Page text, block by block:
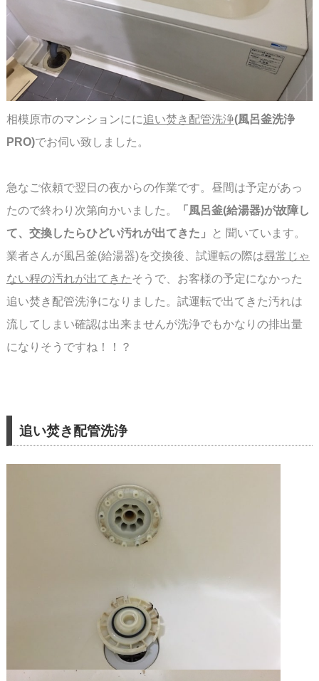
相模原市のマンションにに追い焚き配管洗浄(風呂釜洗浄
PRO)でお伺い致しました。
急なご依頼で翌日の夜からの作業です。昼間は予定があっ
たので終わり次第向かいました。
「風呂釜(給湯器)が故障し
て、交換したらひどい汚れが出てきた」
と 聞いています。
業者さんが風呂釜(給湯器)を交換後、試運転の際は尋常じゃ
ない程の汚れが出てきたそうで、お客様の予定になかった
追い焚き配管洗浄になりました。 試運転で出てきた汚れは
流してしまい確認は出来ませんが洗浄でもかなりの排出量
になりそうですね！！？
追い焚き配管洗浄